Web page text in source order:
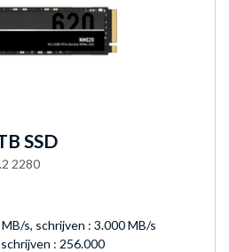
SSD
2280
s, schrijven : 3.000 MB/s
: 256.000